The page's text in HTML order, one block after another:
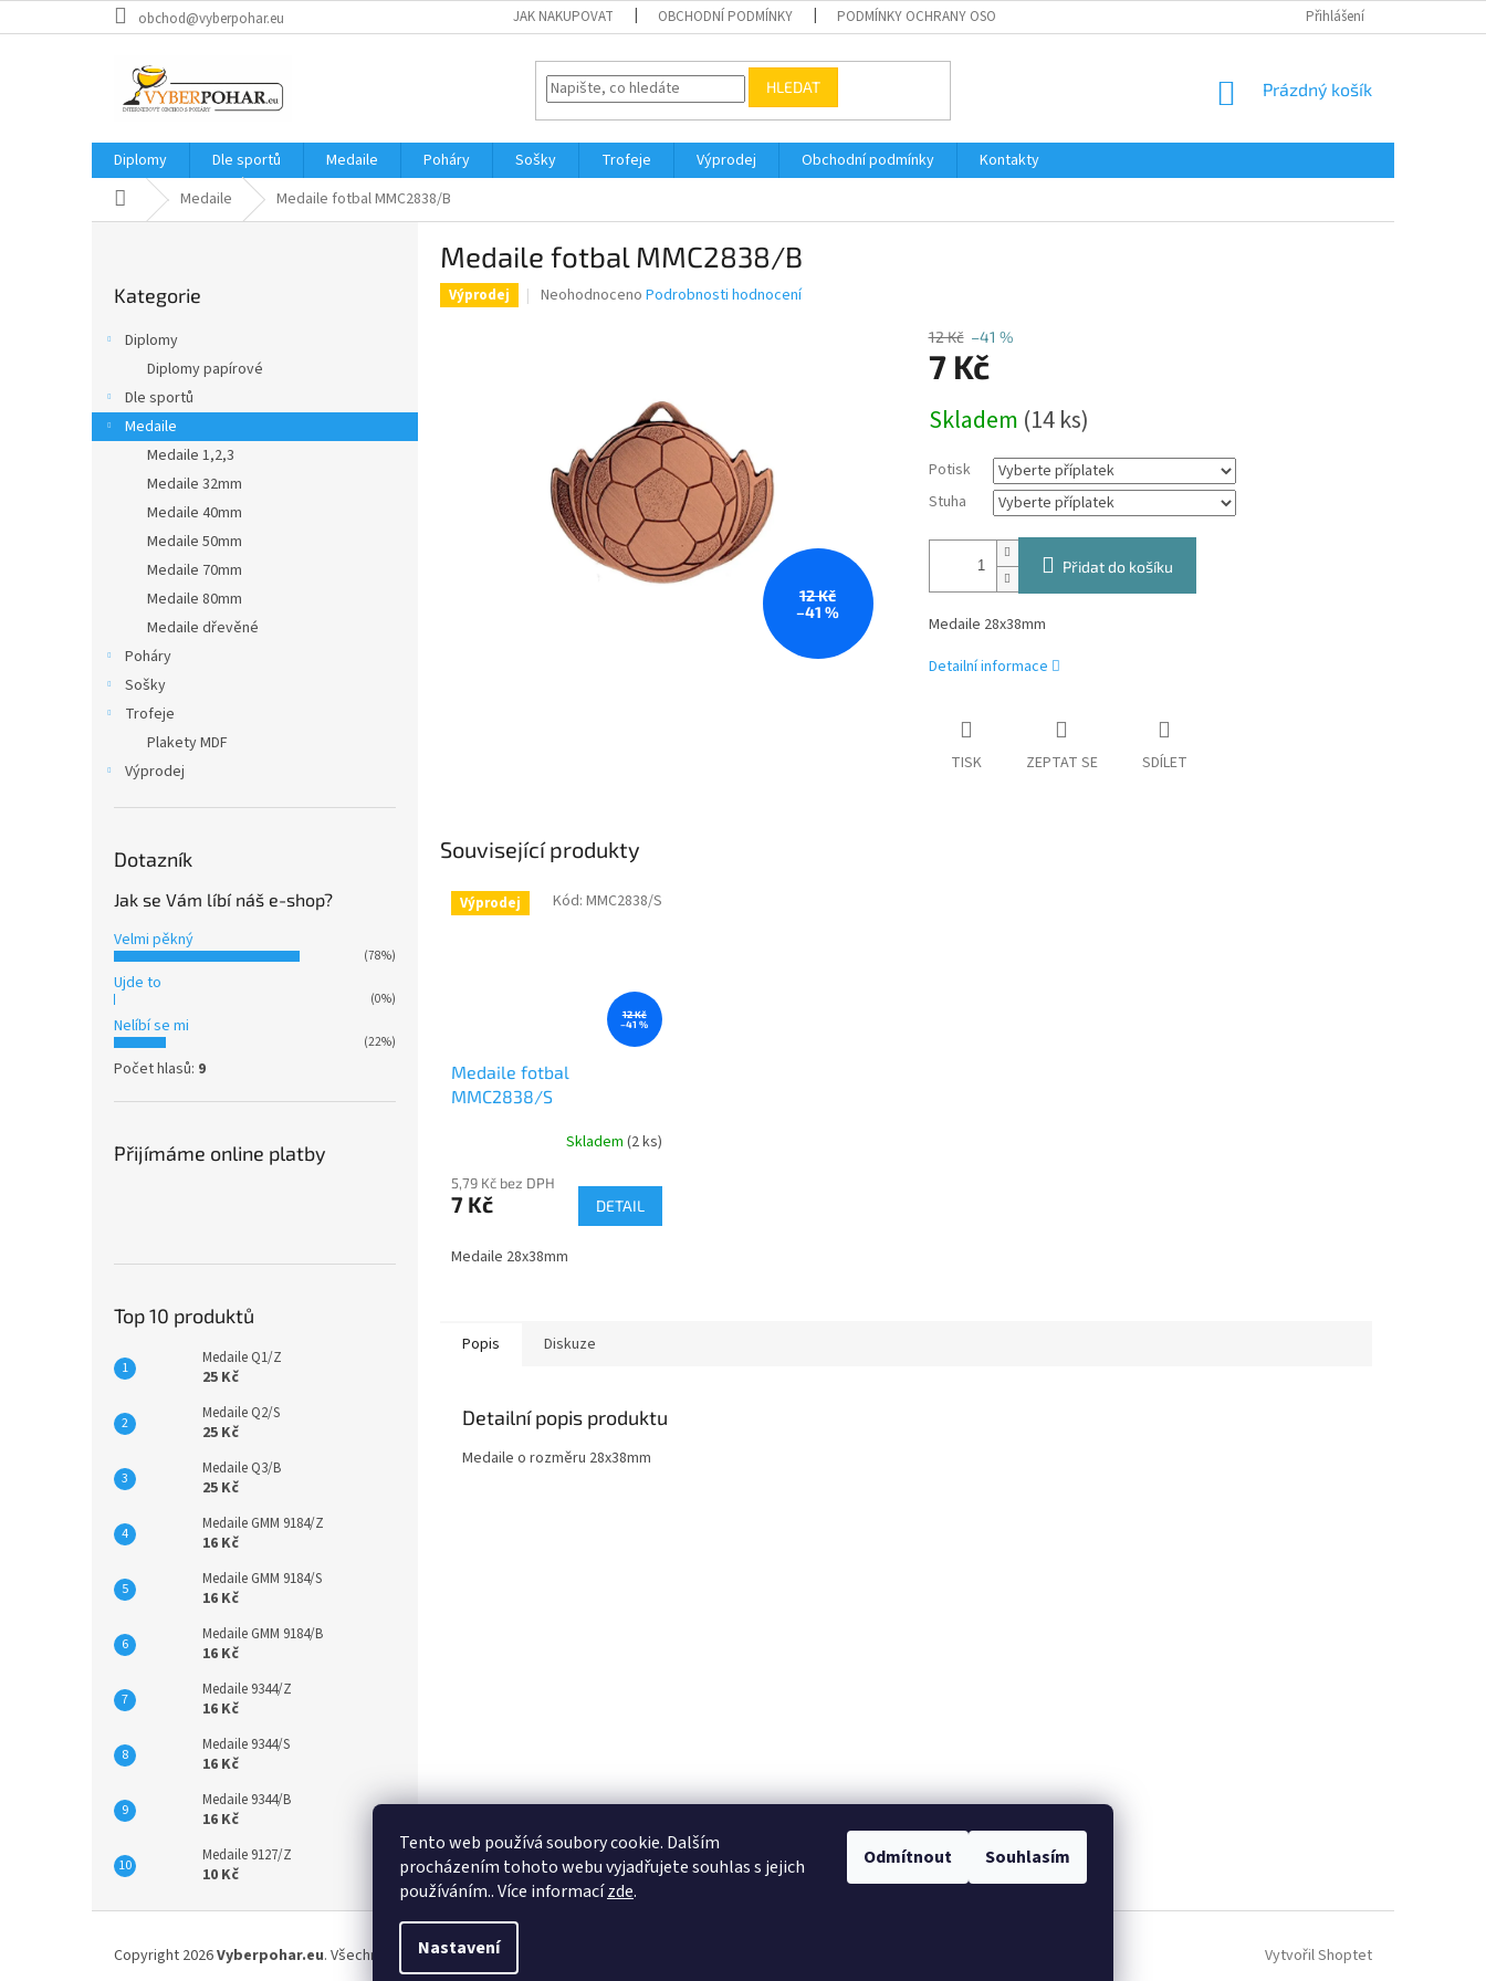
Tento web používá soubory cookie. Dalším
procházením tohoto webu vyjadřujete souhlas s jejich
používáním.. Více informacízde.
Nastavení
Odmítnout Souhlasím
na
obchod@vyberpohar.eu JAK NAKUPOVAT OBCHODNÍ PODMÍNKY PODMÍNKY OCHRANY OSOBNÍCH ÚDAJŮ Přihlášení
HLEDAT
NÁKUPNÍ
Prázdný košík
Diplomy Dle sportů Medaile Poháry Sošky Trofeje Výprodej Obchodní podmínky
Kontakty
Domů Medaile Medaile fotbal MMC2838/B
kategorie
Kategorie
Diplomy
Diplomy papírové
Dle sportů
Medaile
Medaile 1,2,3
Medaile 32mm
Medaile 40mm
Medaile 50mm
Medaile 70mm
Medaile 80mm
Medaile dřevěné
Poháry
Sošky
Trofeje
Plakety MDF
Výprodej
Dotazník
Jak se Vám líbí náš e-shop?
Velmi pěkný
(78%)
Ujde to
(0%)
Nelíbí se mi
(22%)
Počet hlasů: 9
Přijímáme online platby
Top 10 produktů
Medaile Q1/Z
25 Kč
Medaile Q2/S
25 Kč
Medaile Q3/B
25 Kč
Medaile GMM 9184/Z
16 Kč
Medaile GMM 9184/S
16 Kč
Medaile GMM 9184/B
16 Kč
Medaile 9344/Z
16 Kč
Medaile 9344/S
16 Kč
Medaile 9344/B
16 Kč
Medaile 9127/Z
10 Kč
Medaile fotbal MMC2838/B
Výprodej
Průměrné
hvězdiček.
Neohodnoceno Podrobnosti hodnocení
12 Kč
–41 %
12 Kč –41 %
7 Kč
cena:
Skladem (14 ks)
Potisk
Stuha
Přidat do košíku
Medaile 28x38mm
Detailní informace
TISK ZEPTAT SE SDÍLET
Související produkty
Výprodej
12 Kč
–41 %
Medaile fotbal
MMC2838/S
Skladem (2 ks)
5,79 Kč bez DPH
7 Kč DETAIL
Medaile 28x38mm
Kód: MMC2838/S
Popis Diskuze
Detailní popis produktu
Medaile o rozměru 28x38mm
Vytvořil Shoptet
Copyright 2026Vyberpohar.eu. Všechna práva vyhrazena.